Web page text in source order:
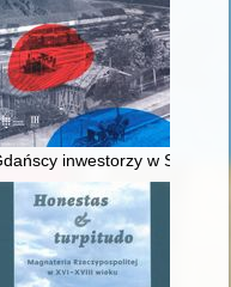
drawskiego od
inwestorzy w